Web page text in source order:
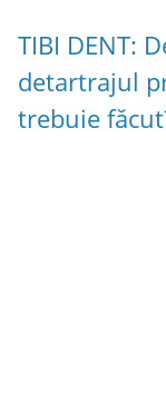
TIBI DENT:
detartrajul
trebuie